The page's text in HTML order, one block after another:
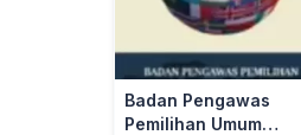
Badan Pengawas
Pemilihan Umum